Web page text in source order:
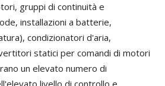
gruppi di continuità e
installazioni a batterie,
condizionatori d'aria,
statici per comandi di motori
un elevato numero di